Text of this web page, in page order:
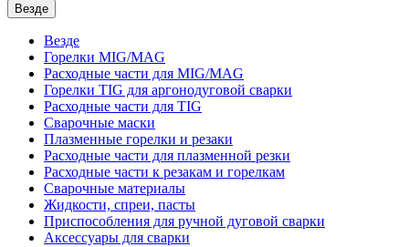
Везде
Везде
Горелки MIG/MAG
Расходные части для MIG/MAG
Горелки TIG для аргонодуговой сварки
Расходные части для TIG
Сварочные маски
Плазменные горелки и резаки
Расходные части для плазменной резки
Расходные части к резакам и горелкам
Сварочные материалы
Жидкости, спреи, пасты
Приспособления для ручной дуговой сварки
Аксессуары для сварки